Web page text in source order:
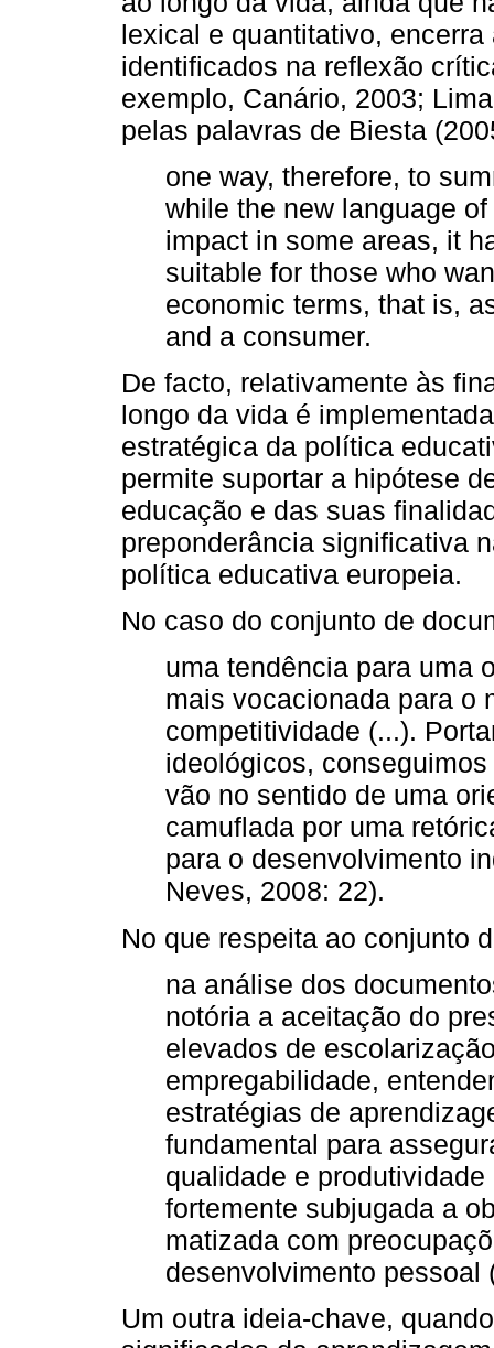
lexical e quantitativo,
identificados na reflexão
exemplo, Canário, 2003;
pelas palavras de Biesta
one way, therefore, to
while the new language
impact in some areas, it
suitable for those who
economic terms, that is,
and a consumer.
De facto, relativamente às
longo da vida é
estratégica da política
permite suportar a hipótese
educação e das suas
preponderância significativa
política educativa europeia.
No caso do conjunto de
uma tendência para uma
mais vocacionada para o
competitividade (...).
ideológicos,
vão no sentido de uma
camuflada por uma
para o desenvolvimento
Neves, 2008: 22).
No que respeita ao conjunto
na análise dos
notória a aceitação do
elevados de
empregabilidade,
estratégias de
fundamental para
qualidade e
fortemente subjugada a
matizada com
desenvolvimento pessoal
Um outra ideia-chave,